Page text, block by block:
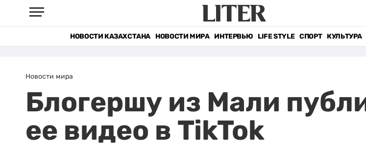
НОВОСТИ КАЗАХСТАНА НОВОСТИ МИРА ИНТЕРВЬЮ LIFE STYLE СПОРТ КУЛЬТУРА
Новости мира
Блогершу из Мали
ее видео в TikTok